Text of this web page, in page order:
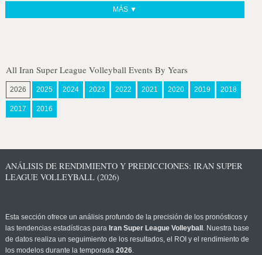
MÁS ▼
All Iran Super League Volleyball Events By Years
2026 2025 2024 2023 2022 2021 2020 2019 2018
2017 2016
ANÁLISIS DE RENDIMIENTO Y PREDICCIONES: IRAN SUPER
LEAGUE VOLLEYBALL (2026)
Esta sección ofrece un análisis profundo de la precisión de los pronósticos y
las tendencias estadísticas para Iran Super League Volleyball . Nuestra base
de datos realiza un seguimiento de los resultados, el ROI y el rendimiento de
los modelos durante la temporada 2026.